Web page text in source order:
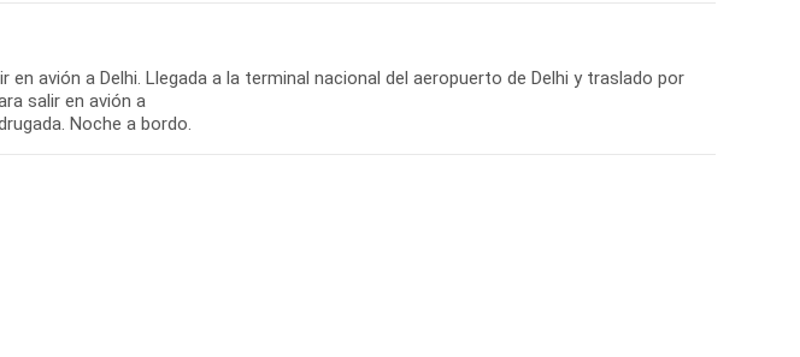
en avión a Delhi. Llegada a la terminal nacional del aeropuerto de Delhi y traslado por
salir en avión a
Noche a bordo.